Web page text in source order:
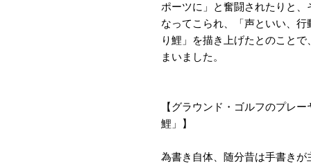
ポーツに」と奮闘されたりと
なってこられ、「声といい、
り鯉」を描き上げたとのこと
まいました。
【グラウンド・ゴルフのプレ
鯉」】
為書き自体、随分昔は手書き